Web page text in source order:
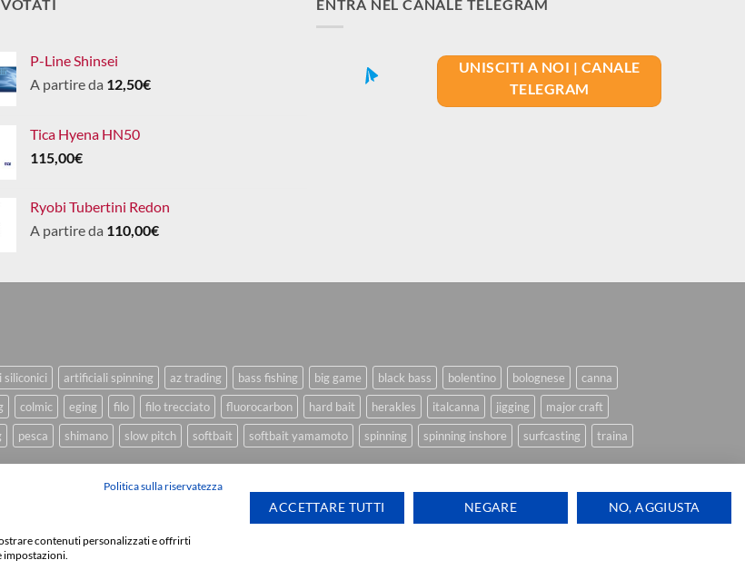
P-Line Shinsei
A partire da 12,50€
Tica Hyena HN50
115,00€
Ryobi Tubertini Redon
A partire da 110,00€
ENTRA NEL CANALE TELEGRAM
UNISCITI A NOI | CANALE
TELEGRAM
siliconici artificiali spinning az trading bass fishing big game black bass bolentino bolognese
canna
colmic eging filo filo trecciato fluorocarbon hard bait herakles italcanna jigging
major craft
pesca shimano slow pitch softbait softbait yamamoto spinning spinning inshore surfcasting
traina
Politica sulla riservatezza
contenuti personalizzati e offrirti
impostazioni.
ACCETTARE TUTTI NEGARE NO, AGGIUSTA